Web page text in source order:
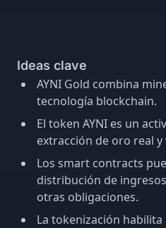
Ideas clave
AYNI Gold combina
tecnología blockchain.
El token AYNI es un
extracción de oro real y
Los smart contracts
distribución de
otras obligaciones.
La tokenización